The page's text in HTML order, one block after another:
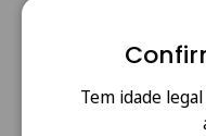
Na análise sensorial,
elegância marcante e
uma finura pouco
forte componente
de vegetal húmido,
Tem idade